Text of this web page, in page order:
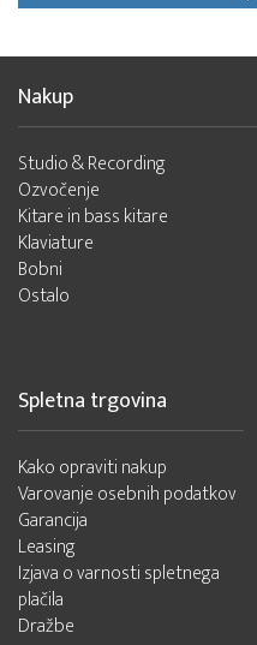
Nakup
Studio & Recording
Ozvočenje
Kitare in bass kitare
Klaviature
Bobni
Ostalo
Spletna trgovina
Kako opraviti nakup
Varovanje osebnih podatkov
Garancija
Leasing
Izjava o varnosti spletnega
plačila
Dražbe